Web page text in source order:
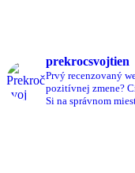
prekrocsvojtien
Prvý recenzovaný
pozitívnej zmene?
Si na správnom